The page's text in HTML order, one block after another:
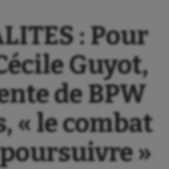
: Pour
Guyot,
de BPW
« le combat
»